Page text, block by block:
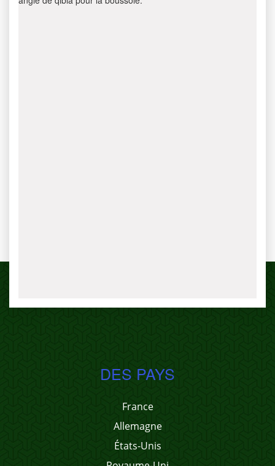
DES PAYS
France
Allemagne
États-Unis